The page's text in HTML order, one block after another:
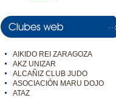
AIKIDO REI ZARAGOZA
AKZ UNIZAR
ALCAÑIZ CLUB JUDO
ASOCIACIÓN MARU DOJO
ATAZ